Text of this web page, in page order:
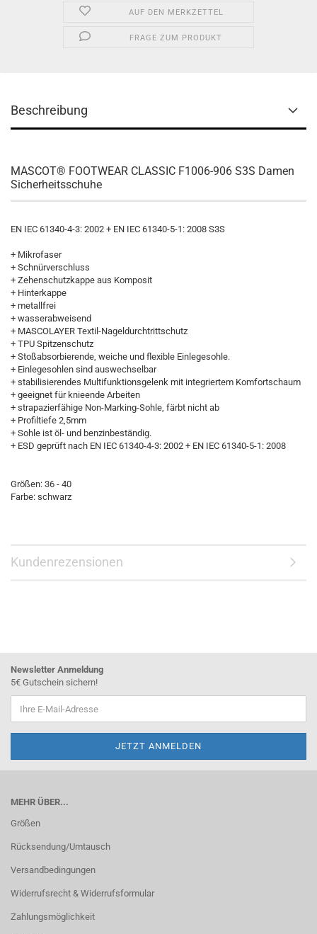
AUF DEN MERKZETTEL
FRAGE ZUM PRODUKT
Beschreibung
MASCOT® FOOTWEAR CLASSIC F1006-906 S3S Damen
Sicherheitsschuhe
EN IEC 61340-4-3: 2002 + EN IEC 61340-5-1: 2008 S3S
+ Mikrofaser
+ Schnürverschluss
+ Zehenschutzkappe aus Komposit
+ Hinterkappe
+ metallfrei
+ wasserabweisend
+ MASCOLAYER Textil-Nageldurchtrittschutz
+ TPU Spitzenschutz
+ Stoßabsorbierende, weiche und flexible Einlegesohle.
+ Einlegesohlen sind auswechselbar
+ stabilisierendes Multifunktionsgelenk mit integriertem Komfortschaum
+ geeignet für knieende Arbeiten
+ strapazierfähige Non-Marking-Sohle, färbt nicht ab
+ Profiltiefe 2,5mm
+ Sohle ist öl- und benzinbeständig.
+ ESD geprüft nach EN IEC 61340-4-3: 2002 + EN IEC 61340-5-1: 2008
Größen: 36 - 40
Farbe: schwarz
Kundenrezensionen
Newsletter Anmeldung
5€ Gutschein sichern!
MEHR ÜBER...
Größen
Rücksendung/Umtausch
Versandbedingungen
Widerrufsrecht & Widerrufsformular
Zahlungsmöglichkeit